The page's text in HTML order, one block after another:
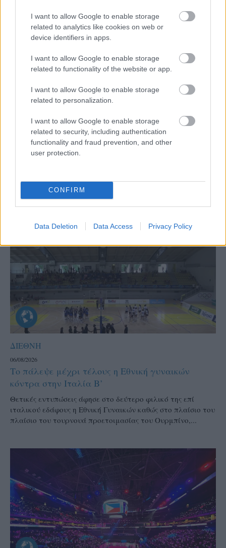
I want to allow Google to enable storage
related to analytics like cookies on web or
device identifiers in apps.
I want to allow Google to enable storage
related to functionality of the website or app.
I want to allow Google to enable storage
related to personalization.
I want to allow Google to enable storage
related to security, including authentication
functionality and fraud prevention, and other
user protection.
CONFIRM
Data Deletion Data Access Privacy Policy
Aκολουθήστε μας
παντού…
ΔΙΕΘΝΗ
06/08/2026
Το πάλεψε μέχρι τέλους η Εθνική γυναικών
κόντρα στην Ιταλία Β’
Θετικές εντυπώσεις άφησε στο δεύτερο φιλικό της επί
ιταλικού εδάφους η Εθνική Γυναικών καθώς στο πλαίσιο του
πλαίσιο του τουρνουά προετοιμασίας του Ουρμπίνο,...